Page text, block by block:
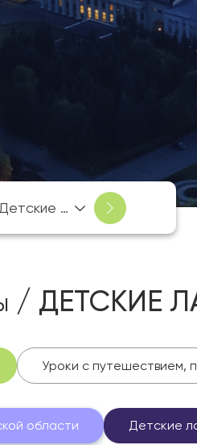
Детские лагеря
/ ДЕТСКИЕ
Уроки с путешествием,
области Детские